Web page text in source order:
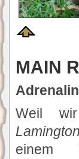
MAIN
Weil
einem